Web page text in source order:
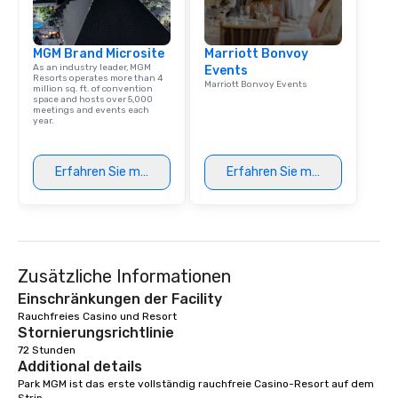
group is assured a
experience with three
signature dishes at
person with tax and
provides guests a
at various stops. Build Your Network
a typical sit-down
traverse along the
MGM Brand Microsite
As an industry leader, MGM
Resorts operates more than 4
million sq. ft. of convention
space and hosts over 5,000
meetings and events each
year.
Erfahren Sie mehr
Marriott Bonvoy
Events
Marriott Bonvoy Events
Erfahren Sie mehr
Zusätzliche Informationen
Einschränkungen der Facility
Rauchfreies Casino und Resort
Stornierungsrichtlinie
72 Stunden
Additional details
Park MGM ist das erste vollständig rauchfreie Casino-Resort auf dem